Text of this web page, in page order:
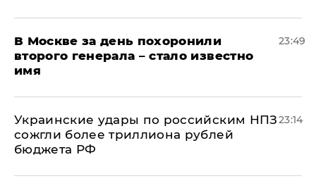
В Москве за день похоронили
второго генерала – стало известно
имя
23:49
Украинские удары по российским НПЗ
сожгли более триллиона рублей
бюджета РФ
23:14